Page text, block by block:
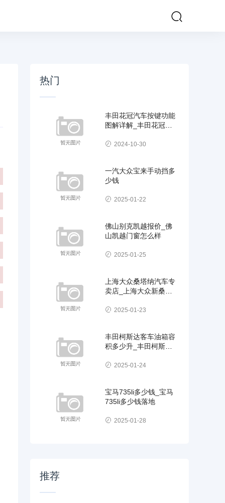
热门
丰田花冠汽车按键功能
图解详解_丰田花冠汽
2024-10-30
一汽大众宝来手动挡多
少钱
2025-01-22
佛山别克凯越报价_佛
山凯越门窗怎么样
2025-01-25
上海大众桑塔纳汽车专
卖店_上海大众新桑塔
2025-01-23
丰田柯斯达客车油箱容
积多少升_丰田柯斯达
2025-01-24
宝马735li多少钱_宝马
735li多少钱落地
2025-01-28
推荐